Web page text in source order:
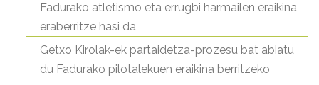
Fadurako atletismo eta errugbi harmailen eraikina
eraberritze hasi da
Getxo Kirolak-ek partaidetza-prozesu bat abiatu
du Fadurako pilotalekuen eraikina berritzeko